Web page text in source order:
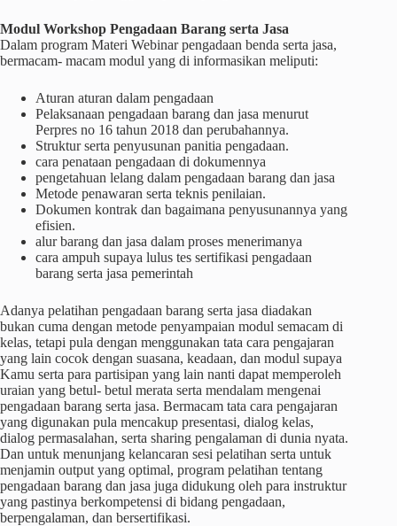
Modul Workshop Pengadaan Barang serta Jasa
Dalam program Materi Webinar pengadaan benda serta jasa,
bermacam- macam modul yang di informasikan meliputi:
Aturan aturan dalam pengadaan
Pelaksanaan pengadaan barang dan jasa menurut
Perpres no 16 tahun 2018 dan perubahannya.
Struktur serta penyusunan panitia pengadaan.
cara penataan pengadaan di dokumennya
pengetahuan lelang dalam pengadaan barang dan jasa
Metode penawaran serta teknis penilaian.
Dokumen kontrak dan bagaimana penyusunannya yang
efisien.
alur barang dan jasa dalam proses menerimanya
cara ampuh supaya lulus tes sertifikasi pengadaan
barang serta jasa pemerintah
Adanya pelatihan pengadaan barang serta jasa diadakan
bukan cuma dengan metode penyampaian modul semacam di
kelas, tetapi pula dengan menggunakan tata cara pengajaran
yang lain cocok dengan suasana, keadaan, dan modul supaya
Kamu serta para partisipan yang lain nanti dapat memperoleh
uraian yang betul- betul merata serta mendalam mengenai
pengadaan barang serta jasa. Bermacam tata cara pengajaran
yang digunakan pula mencakup presentasi, dialog kelas,
dialog permasalahan, serta sharing pengalaman di dunia nyata.
Dan untuk menunjang kelancaran sesi pelatihan serta untuk
menjamin output yang optimal, program pelatihan tentang
pengadaan barang dan jasa juga didukung oleh para instruktur
yang pastinya berkompetensi di bidang pengadaan,
berpengalaman, dan bersertifikasi.